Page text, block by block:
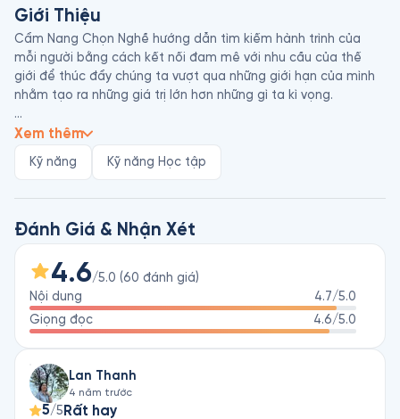
Giới Thiệu
Cẩm Nang Chọn Nghề hướng dẫn tìm kiếm hành trình của
mỗi người bằng cách kết nối đam mê với nhu cầu của thế
giới để thúc đẩy chúng ta vượt qua những giới hạn của mình
nhằm tạo ra những giá trị lớn hơn những gì ta kì vọng.
Tác giả Jeff Goins là một nhạc sĩ, nhà văn, một blogger,
và blog. Những cuốn sách của anh đều hướng đến việc truyền
Xem thêm
Kỹ năng Kỹ năng Học tập
Đánh Giá & Nhận Xét
4.6/5.0 (60 đánh giá)
Nội dung
4.7/5.0
Giọng đọc
4.6/5.0
Lan Thanh
4 năm trước
5/5 Rất hay